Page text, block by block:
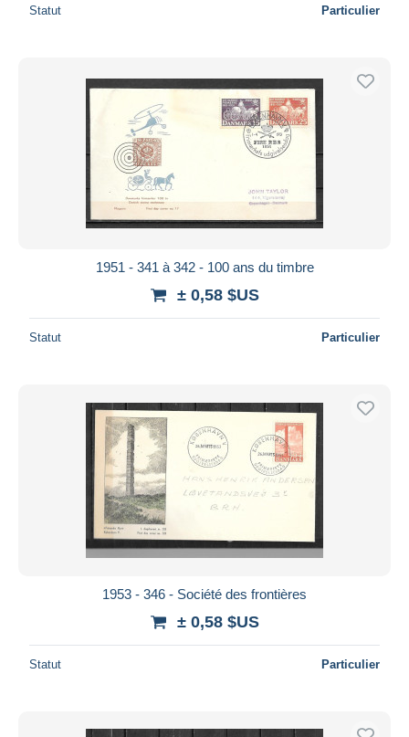
Statut Particulier
1951 - 341 à 342 - 100 ans du timbre
± 0,58 $US
Statut Particulier
1953 - 346 - Société des frontières
± 0,58 $US
Statut Particulier